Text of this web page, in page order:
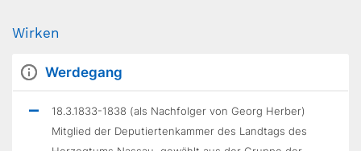
Wirken
Werdegang
18.3.1833-1838 (als Nachfolger von Georg Herber)
Mitglied der Deputiertenkammer des Landtags des